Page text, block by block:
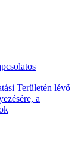
Területén lévő
a